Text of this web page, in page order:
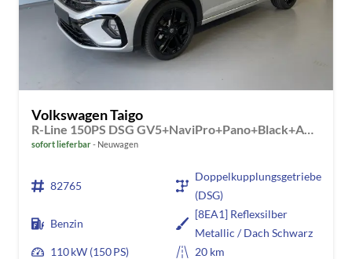
Volkswagen Taigo
R-Line 150PS DSG GV5+NaviPro+Pano+Black+AHK+IQ.Drive+IQ.Light+Kessy+Kamera
sofort lieferbar Neuwagen
82765
Doppelkupplungsgetriebe
(DSG)
Benzin
[8EA1] Reflexsilber
Metallic / Dach Schwarz
110 kW (150 PS)
20 km